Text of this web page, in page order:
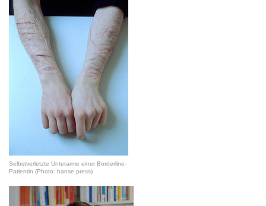
Selbstverletzte Unterarme einer Borderline-
Patientin (Photo: hanse press)